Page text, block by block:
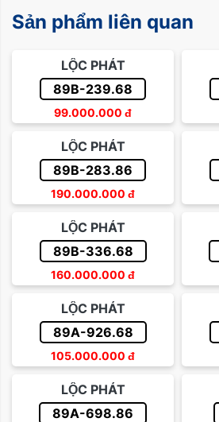
Sản phẩm liên quan
LỘC PHÁT
89B-239.68
99.000.000 đ
LỘC PHÁT
89B-283.86
190.000.000 đ
LỘC PHÁT
89B-336.68
160.000.000 đ
LỘC PHÁT
89A-926.68
105.000.000 đ
LỘC PHÁT
89A-698.86